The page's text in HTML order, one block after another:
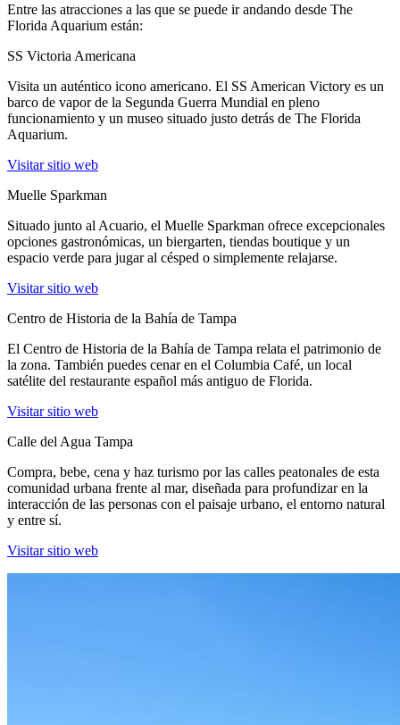
Entre las atracciones a las que se puede ir andando desde The
Florida Aquarium están:
SS Victoria Americana
Visita un auténtico icono americano. El SS American Victory es un
barco de vapor de la Segunda Guerra Mundial en pleno
funcionamiento y un museo situado justo detrás de The Florida
Aquarium.
Visitar sitio web(Abrir en una pestaña nueva)
Muelle Sparkman
Situado junto al Acuario, el Muelle Sparkman ofrece excepcionales
opciones gastronómicas, un biergarten, tiendas boutique y un
espacio verde para jugar al césped o simplemente relajarse.
Visitar sitio web(Abrir en una pestaña nueva)
Centro de Historia de la Bahía de Tampa
El Centro de Historia de la Bahía de Tampa relata el patrimonio de
la zona. También puedes cenar en el Columbia Café, un local
satélite del restaurante español más antiguo de Florida.
Visitar sitio web(Abrir en una pestaña nueva)
Calle del Agua Tampa
Compra, bebe, cena y haz turismo por las calles peatonales de esta
comunidad urbana frente al mar, diseñada para profundizar en la
interacción de las personas con el paisaje urbano, el entorno natural
y entre sí.
Visitar sitio web(Abrir en una pestaña nueva)